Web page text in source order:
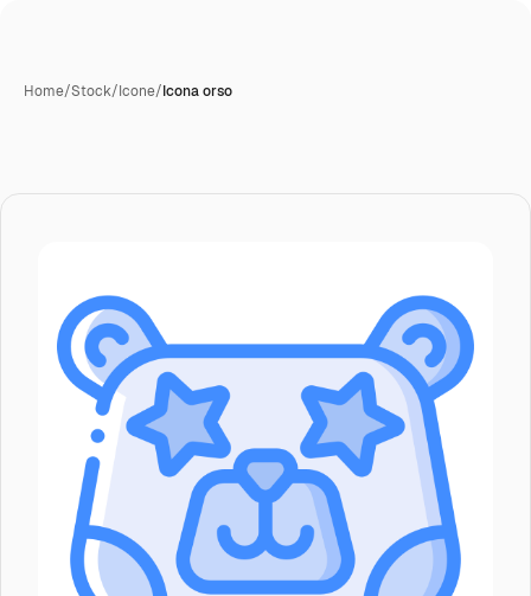
Home/Stock/Icone/Icona orso